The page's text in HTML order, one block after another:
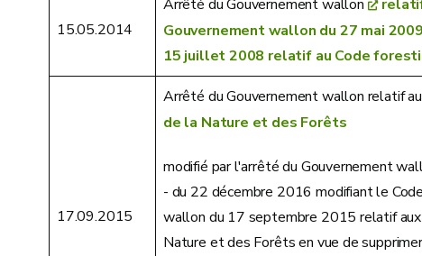
15.05.2014
Arrêté du Gouvernement wallon
Gouvernement wallon du 27 mai
15 juillet 2008 relatif au Code
17.09.2015
Arrêté du Gouvernement wallon relatif
de la Nature et des Forêts
modifié par l'arrêté du Gouvernement
- du 22 décembre 2016 modifiant le
wallon du 17 septembre 2015 relatif
Nature et des Forêts en vue de